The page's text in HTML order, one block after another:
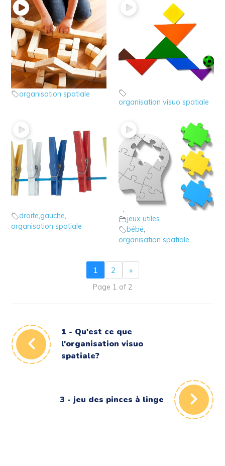
5 – Jeu d’organisation
spatiale en 3D
jeux utiles
organisation spatiale
4 – jeu de dessin avec
le Tangram
organisation visuo spatiale
3 – jeu des pinces à
linge
droite,gauche,
organisation spatiale
1 – Qu’est ce que
l’organisation visuo
spatiale?
jeux utiles
bébé,
organisation spatiale
1 2 »
Page 1 of 2
1 - Qu'est ce que
l'organisation visuo
spatiale?
3 - jeu des pinces à linge